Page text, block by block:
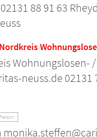
88 91 63
Wohnungslosen-
neuss.de 02131
Person